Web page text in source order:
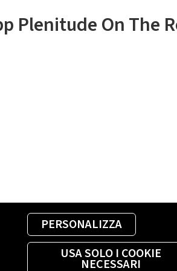
PERSONALIZZA
USA SOLO I COOKIE
NECESSARI
Plenitude On The